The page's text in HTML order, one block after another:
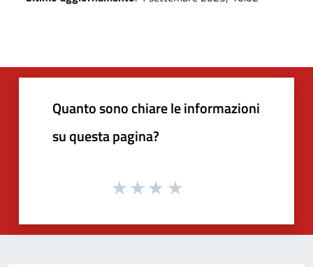
Quanto sono chiare le informazioni
su questa pagina?